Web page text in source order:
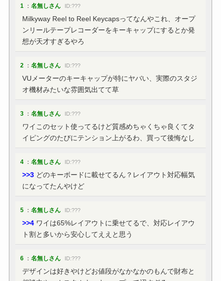
1： 名無しさん ID:???
Milkyway Reel to Reel Keycapsってなんやこれ、オープ
ンリールテープレコーダーをキーキャップにするとか発
想が天才すぎるやろ
2： 名無しさん ID:???
VUメーターのキーキャップが特にヤバい、実際のスタジ
オ機材みたいな雰囲気出てて草
3： 名無しさん ID:???
ワイこのセット使ってるけど質感めちゃくちゃ良くてタ
イピングのたびにテンション上がるわ、買って後悔なし
4： 名無しさん ID:???
>>3どのキーボードに載せてるん？レイアウト対応幅気
になってたんやけど
5： 名無しさん ID:???
>>4ワイは65%レイアウトに乗せてるで、対応レイアウ
ト割と多いから安心してええと思う
6： 名無しさん ID:???
デザインは好きやけどお値段がなかなかのもんで財布と